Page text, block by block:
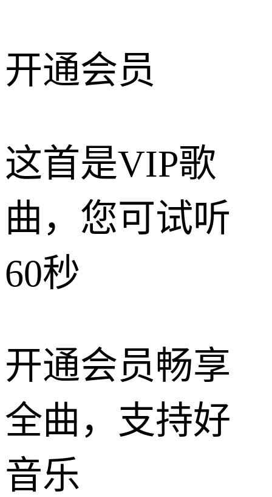
开通会员
这首是VIP歌
曲，您可试听
60秒
开通会员畅享
全曲，支持好
音乐